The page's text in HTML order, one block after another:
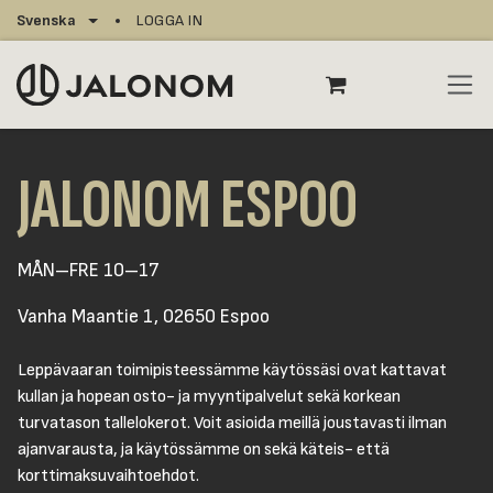
Hoppa till innehåll
Svenska LOGGA IN
JALONOM ESPOO
MÅN–FRE 10–17
Vanha Maantie 1, 02650 Espoo
Leppävaaran toimipisteessämme käytössäsi ovat kattavat
kullan ja hopean osto- ja myyntipalvelut sekä korkean
turvatason tallelokerot. Voit asioida meillä joustavasti ilman
ajanvarausta, ja käytössämme on sekä käteis- että
korttimaksuvaihtoehdot.